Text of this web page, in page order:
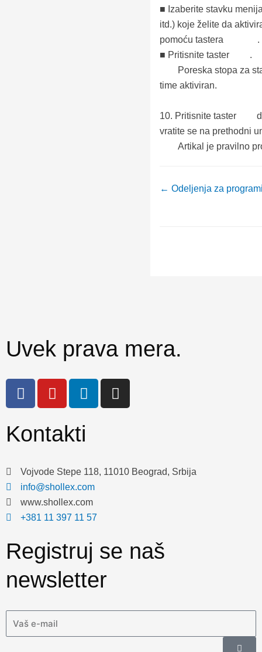
■ Izaberite stavku
itd.) koje želite da
pomoću tastera
.
■ Pritisnite taster
.
Poreska stopa za
time aktiviran.
10. Pritisnite taster
vratite se na prethodni
Artikal je pravilno
← Odeljenja za
Uvek prava mera.
F
a
e
b
o
k
Y
o
t
u
e
L
i
k
e
i
n
I
n
r
Kontakti
Vojvode Stepe 118, 11010 Beograd, Srbija
info@shollex.com
www.shollex.com
+381 11 397 11 57
Registruj se naš
newsletter